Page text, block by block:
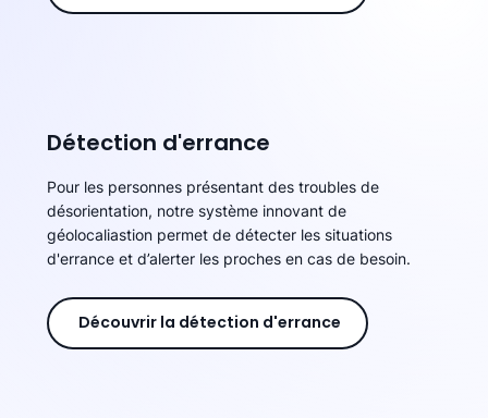
Détection d'errance
Pour les personnes présentant des troubles de
désorientation, notre système innovant de
géolocaliastion permet de détecter les situations
d'errance et d’alerter les proches en cas de besoin.
Découvrir la détection d'errance